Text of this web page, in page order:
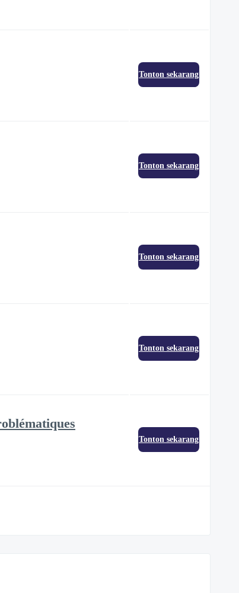
Tonton sekarang
Tonton sekarang
Tonton sekarang
Tonton sekarang
Tonton sekarang